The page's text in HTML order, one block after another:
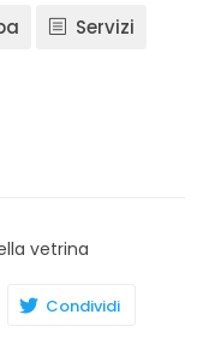
Servizi
vetrina
Condividi